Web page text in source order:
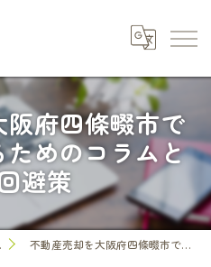
府四條畷市で
めのコラムと
避策
不動産売却を大阪府四條畷市で安心して進めるためのコラムと失敗回避策